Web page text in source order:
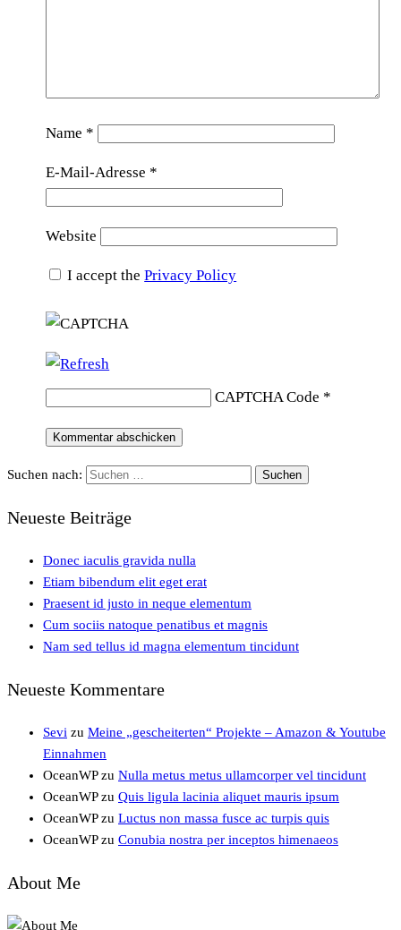
Name *
E-Mail-Adresse *
Website
I accept thePrivacy Policy
CAPTCHA Code *
Suchen nach:
Neueste Beiträge
Donec iaculis gravida nulla
Etiam bibendum elit eget erat
Praesent id justo in neque elementum
Cum sociis natoque penatibus et magnis
Nam sed tellus id magna elementum tincidunt
Neueste Kommentare
Sevi zu Meine „gescheiterten“ Projekte – Amazon & Youtube
Einnahmen
OceanWPzu Nulla metus metus ullamcorper vel tincidunt
OceanWPzu Quis ligula lacinia aliquet mauris ipsum
OceanWPzu Luctus non massa fusce ac turpis quis
OceanWPzu Conubia nostra per inceptos himenaeos
About Me